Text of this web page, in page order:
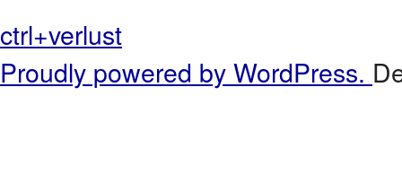
ctrl+verlust
Proudly powered by WordPress.